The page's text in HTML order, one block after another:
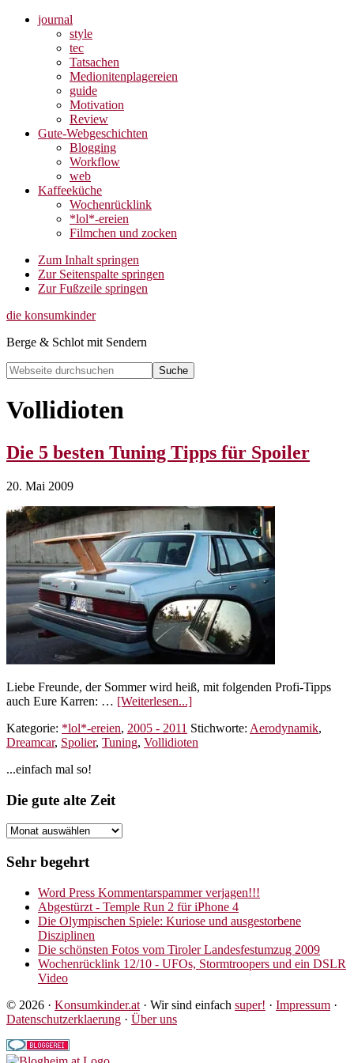
journal
style
tec
Tatsachen
Medionitenplagereien
guide
Motivation
Review
Gute-Webgeschichten
Blogging
Workflow
web
Kaffeeküche
Wochenrücklink
*lol*-ereien
Filmchen und zocken
Zum Inhalt springen
Zur Seitenspalte springen
Zur Fußzeile springen
die konsumkinder
Berge & Schlot mit Sendern
Webseite
durchsuchen
Search
Vollidioten
Die 5 besten Tuning Tipps für Spoiler
20. Mai 2009
Liebe Freunde, der Sommer wird heiß, mit folgenden Profi-Tipps
auch Eure Karren: … [Weiterlesen...]ÜberDie
besten
Tuning
Kategorie: *lol*-ereien, 2005 - 2011 Stichworte: Aerodynamik,
Dreamcar, Spolier, Tuning, Vollidioten
Seitenspalte
...einfach mal so!
Footer
Die gute alte Zeit
Die
alte
Sehr begehrt
Word Press Kommentarspammer verjagen!!!
Abgestürzt - Temple Run 2 für iPhone 4
Die Olympischen Spiele: Kuriose und ausgestorbene
Disziplinen
Die schönsten Fotos vom Tiroler Landesfestumzug 2009
Wochenrücklink 12/10 - UFOs, Stormtroopers und ein DSLR
Video
© 2026 · Konsumkinder.at · Wir sind einfach super! · Impressum ·
Datenschutzerklaerung · Über uns